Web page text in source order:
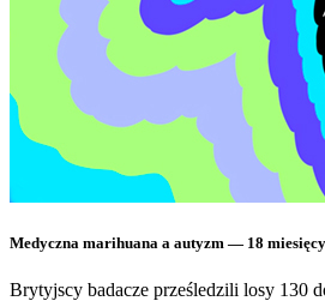
Medyczna marihuana a autyzm — 18
Brytyjscy badacze prześledzili losy 130